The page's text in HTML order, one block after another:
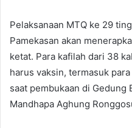
Pelaksanaan MTQ ke 29
Pamekasan akan
ketat. Para kafilah dari 38
harus vaksin, termasuk
saat pembukaan di
Mandhapa Aghung